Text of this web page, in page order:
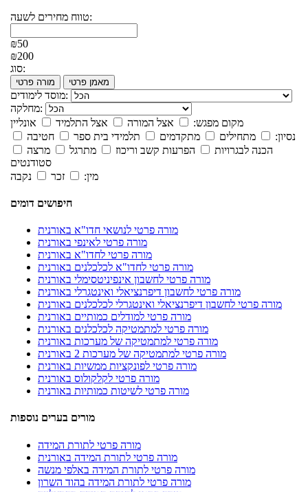
טווח מחירים לשעה:
₪50
₪200
סוג:
מורה פרטי מאמן פרטי
מוסד לימודים:
מחלקה:
מקום מפגש:
אצל המורה אצל התלמיד
אונליין
נסיון:
מתחילים מתקדמים תלמידי בית ספר
חטיבה
הכנה לבגרויות
הפרעות קשב וריכוז מתרגל
מרצה
סטודנטים
מין:
זכר נקבה
חיפושים דומים
מורה פרטי לנושאי חדו"א באורנית
מורה פרטי לאינפי באורנית
מורה פרטי לחדו"א באורנית
מורה פרטי לחדו"א לכלכלנים באורנית
מורה פרטי לחשבון אינפיניטסימלי באורנית
מורה פרטי לחשבון דיפרנציאלי ואינטגרלי באורנית
מורה פרטי לחשבון דיפרנציאלי ואינטגרלי לכלכלנים באורנית
מורה פרטי למודלים כמותיים באורנית
מורה פרטי למתמטיקה לכלכלנים באורנית
מורה פרטי למתמטיקה של מערכות באורנית
מורה פרטי למתמטיקה של מערכות 2 באורנית
מורה פרטי לפונקציות ממשיות באורנית
מורה פרטי לקלקולוס באורנית
מורה פרטי לשיטות כמותיות באורנית
מורים בערים נוספות
מורה פרטי לתורת המידה
מורה פרטי לתורת המידה באורנית
מורה פרטי לתורת המידה באלפי מנשה
מורה פרטי לתורת המידה בהוד השרון